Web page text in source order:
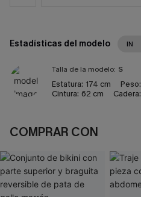
Estadísticas del modelo IN
Talla de la modelo: S
Estatura: 174 cm Peso:
Cintura: 62 cm Cadera:
COMPRAR CON